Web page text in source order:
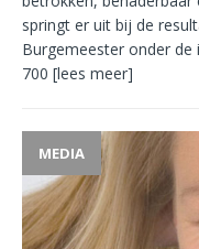
springt er uit bij de
Burgemeester onder de
700 [lees meer]
MEDIA